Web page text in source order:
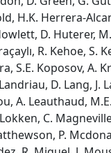
H.K. Herrera-
D. Huterer,
R. Kehoe, S.
S.E. Koposov, A.
D. Lang, J.
A. Leauthaud,
C.
P.